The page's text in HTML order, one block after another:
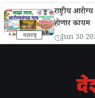
महाराष्ट्र
राष्ट्रीय
होणार कायम
Jun 30